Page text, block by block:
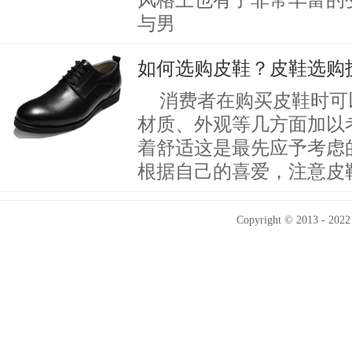
与男
如何选购皮鞋？皮鞋选购
消费者在购买皮鞋时
材质、外观等几方面加以
着舒适这是最先应予考虑
根据自己的喜爱，注意皮
Copyright © 2013 -